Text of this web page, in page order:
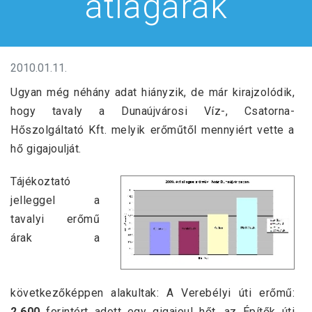
2010.01.11.
Ugyan még néhány adat hiányzik, de már kirajzolódik,
hogy tavaly a Dunaújvárosi Víz-, Csatorna-
Hőszolgáltató Kft. melyik erőműtől mennyiért vette a
hő gigajoulját.
Tájékoztató
jelleggel a
tavalyi erőmű
árak a
következőképpen alakultak: A Verebélyi úti erőmű: